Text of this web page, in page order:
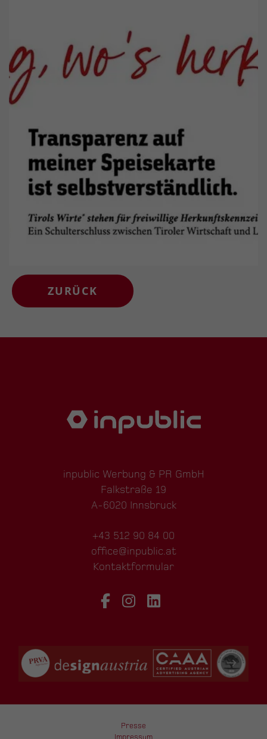
ZURÜCK
inpublic Werbung & PR GmbH
Falkstraße 19
A-6020 Innsbruck
+43 512 90 84 00
office@inpublic.at
Kontaktformular
Presse